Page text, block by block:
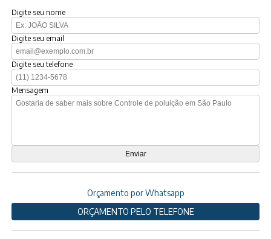
Digite seu nome
Digite seu email
Digite seu telefone
Mensagem
Orçamento por Whatsapp
ORÇAMENTO PELO TELEFONE